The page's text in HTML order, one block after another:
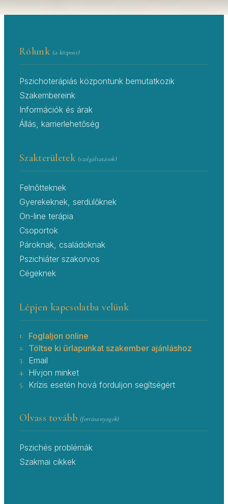
Rólunk (a központ)
Pszichoterápiás központunk bemutatkozik
Szakembereink
Információk és árak
Állás, karrierlehetőség
Szakterületek (szolgáltatások)
Felnőtteknek
Gyerekeknek, serdülőknek
On-line terápia
Csoportok
Pároknak, családoknak
Pszichiáter szakorvos
Cégeknek
Lépjen kapcsolatba velünk
1. Foglaljon online
2. Töltse ki űrlapunkat szakember ajánláshoz
3. Email
4. Hívjon minket
5. Krízis esetén hová forduljon segítségért
Olvass tovább (forrásanyagok)
Pszichés problémák
Szakmai cikkek